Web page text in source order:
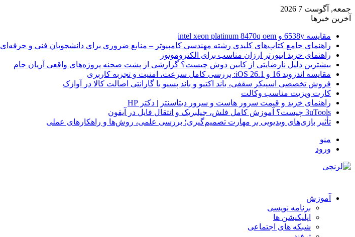
جمعه, آگوست 7 2026
آخرین خبرها
مقایسه 6538y و intel xeon platinum 8470q oem
راهنمای جامع کتاب‌های کلیدی رشته مهندسی کامپیوتر – منابع ضروری برای دانشجویان فنی و حرفه‌ای
راهنمای خرید اینورتر ارزان مناسب برای الکتروموتور
بیشترین دلیل نارضایتی از کابین دوش چیست؟ گزارشی از پشت صحنه پروژه‌های واقعی آریان جام
مقایسه اندروید 16 و iOS 26.1: بررسی کامل سرعت، امنیت و تجربه کاربری
فروش تخصصی اسپیکر سقفی، باند اکتیو و باند پسیو با گارانتی اصالت کالا در آوازک
کارت ویزیت مناسب وکالت
راهنمای خرید و قیمت سرور هاست و سرور دیتاسنتر | دکتر HP
3uTools چیست؟ آموزش کامل فلش، جیلبریک و انتقال فایل در آیفون
تأثیر بازی‌های ویدیویی بر مهارت تصمیم‌گیری؛ بررسی علمی، روش‌ها و راهکارهای عملی
منو
ورود
آموزش
برنامه نویسی
اپلیکیشن ها
شبکه های اجتماعی